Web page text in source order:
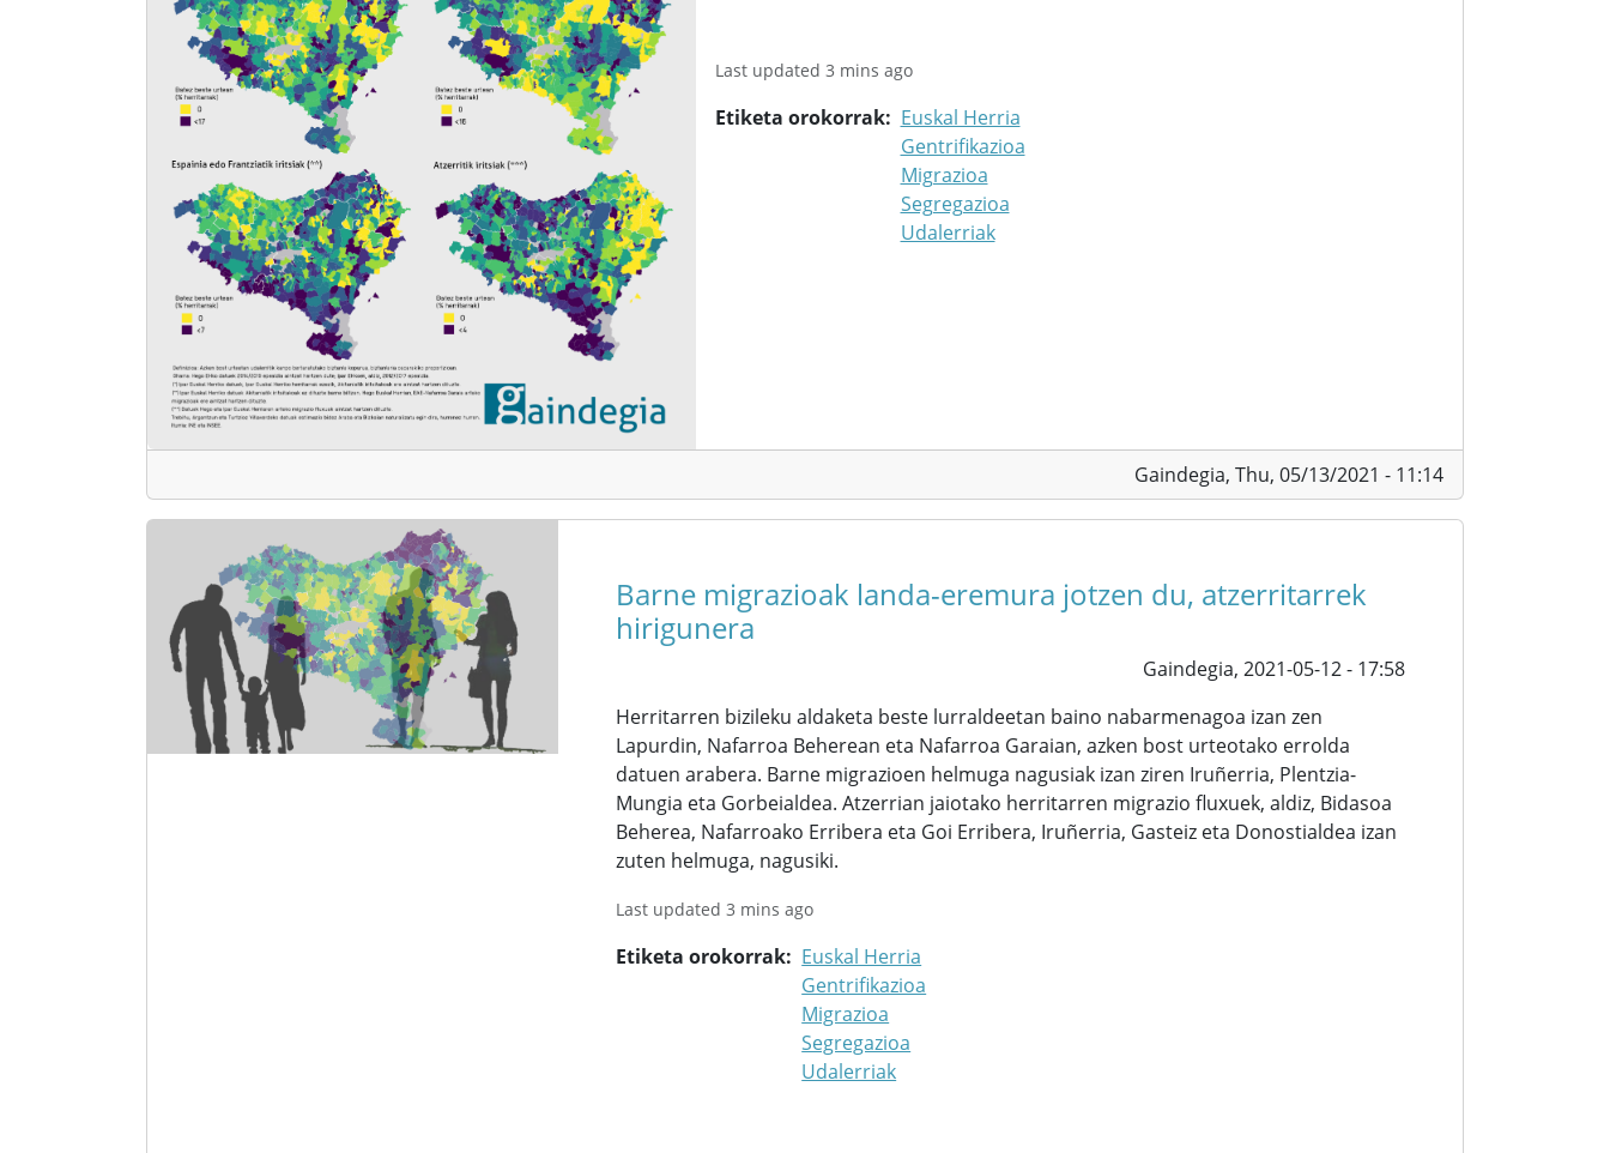
Last updated 3 mins ago
Etiketa orokorrak
Euskal Herria
Gentrifikazioa
Migrazioa
Segregazioa
Udalerriak
Gaindegia, Thu, 05/13/2021 - 11:14
Barne migrazioak landa-eremura jotzen du, atzerritarrek
hirigunera
Gaindegia, 2021-05-12 - 17:58
Herritarren bizileku aldaketa beste lurraldeetan baino nabarmenagoa izan zen
Lapurdin, Nafarroa Beherean eta Nafarroa Garaian, azken bost urteotako errolda
datuen arabera. Barne migrazioen helmuga nagusiak izan ziren Iruñerria, Plentzia-
Mungia eta Gorbeialdea. Atzerrian jaiotako herritarren migrazio fluxuek, aldiz, Bidasoa
Beherea, Nafarroako Erribera eta Goi Erribera, Iruñerria, Gasteiz eta Donostialdea izan
zuten helmuga, nagusiki.
Last updated 3 mins ago
Etiketa orokorrak
Euskal Herria
Gentrifikazioa
Migrazioa
Segregazioa
Udalerriak